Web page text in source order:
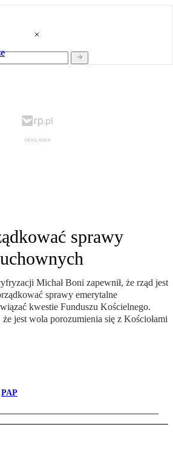
sprawy
Michał Boni zapewnił, że rząd jest
sprawy emerytalne
kwestie Funduszu Kościelnego.
jest wola porozumienia się z Kościołami
PAP